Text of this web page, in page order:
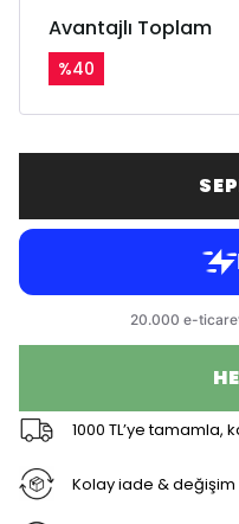
Avantajlı Toplam
%40
1000 TL’ye tamamla,
Kolay iade & değişim